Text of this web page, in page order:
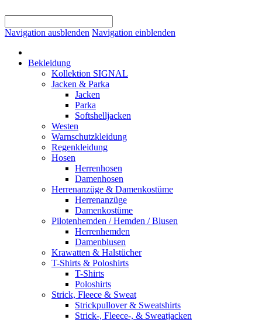
Navigation ausblenden Navigation einblenden
Bekleidung
Kollektion SIGNAL
Jacken & Parka
Jacken
Parka
Softshelljacken
Westen
Warnschutzkleidung
Regenkleidung
Hosen
Herrenhosen
Damenhosen
Herrenanzüge & Damenkostüme
Herrenanzüge
Damenkostüme
Pilotenhemden / Hemden / Blusen
Herrenhemden
Damenblusen
Krawatten & Halstücher
T-Shirts & Poloshirts
T-Shirts
Poloshirts
Strick, Fleece & Sweat
Strickpullover & Sweatshirts
Strick-, Fleece-, & Sweatjacken